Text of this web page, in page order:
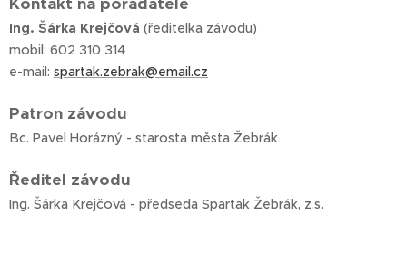
Ing. Šárka Krejčová (ředitelka závodu)
mobil: 602 310 314
e-mail: spartak.zebrak@email.cz
Patron závodu
Bc. Pavel Horázný - starosta města Žebrák
Ředitel závodu
Ing. Šárka Krejčová - předseda Spartak Žebrák, z.s.